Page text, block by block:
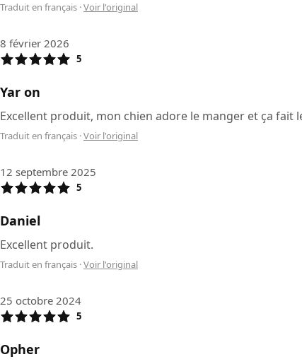
Traduit en français ·Voir l'original
8 février 2026
5
Yar on
Excellent produit, mon chien adore le manger et ça fait
Traduit en français ·Voir l'original
12 septembre 2025
5
Daniel
Excellent produit.
Traduit en français ·Voir l'original
25 octobre 2024
5
Opher